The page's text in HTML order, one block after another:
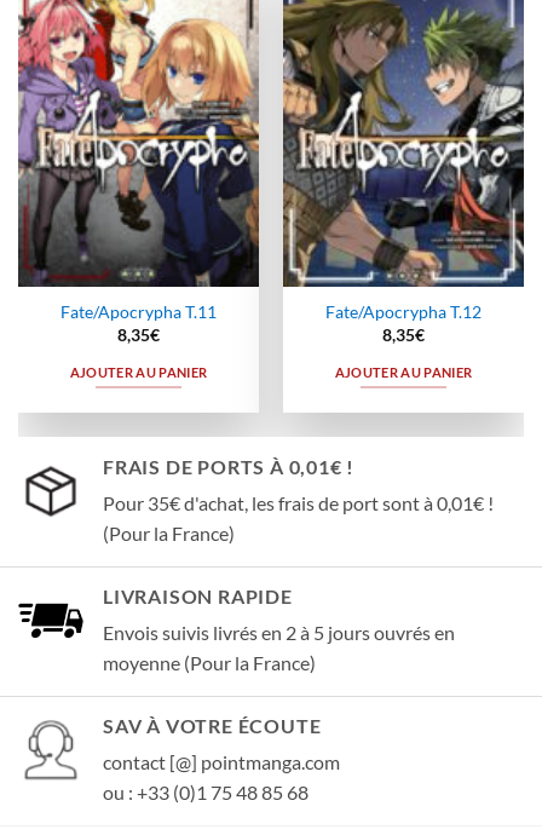
Ajouter
à la
wishlist
Fate/Apocrypha T.11
8,35€
AJOUTER AU PANIER
Ajouter
à la
wishlist
Fate/Apocrypha T.12
8,35€
AJOUTER AU PANIER
FRAIS DE PORTS À 0,01€ !
Pour 35€ d'achat, les frais de port sont à 0,01€ !
(Pour la France)
LIVRAISON RAPIDE
Envois suivis livrés en 2 à 5 jours ouvrés en
moyenne (Pour la France)
SAV À VOTRE ÉCOUTE
contact [@] pointmanga.com
ou : +33 (0)1 75 48 85 68